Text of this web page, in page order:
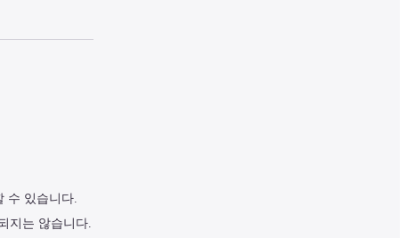
수 있습니다.
지는 않습니다.